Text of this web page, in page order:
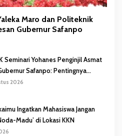
Maro dan Politeknik
Gubernur Safanpo
Seminari Yohanes Penginjil Asmat
Safanpo: Pentingnya
2026
Ingatkan Mahasiswa Jangan
Madu’ di Lokasi KKN